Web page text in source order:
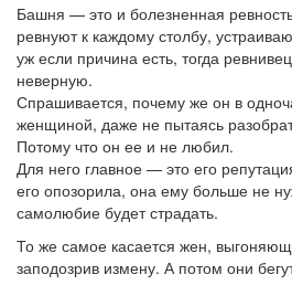
Башня — это и болезненная
ревнуют к каждому столбу,
уж если причина есть, тогда
неверную.
Спрашивается, почему же он в
женщиной, даже не пытаясь
Потому что он ее и не любил.
Для него главное — это его
его опозорила, она ему больше не
самолюбие будет страдать.
То же самое касается жен,
заподозрив измену. А потом они